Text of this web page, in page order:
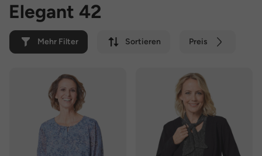
Elegant 42
Mehr Filter Sortieren Preis